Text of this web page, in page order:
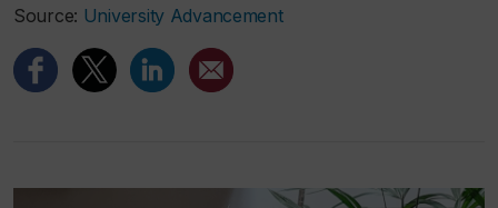
Source: University Advancement